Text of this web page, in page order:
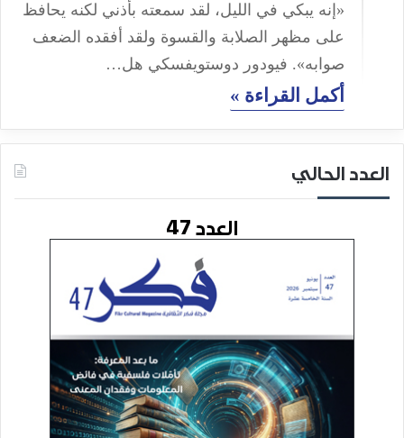
«إنه يبكي في الليل، لقد سمعته بأذني لكنه يحافظ
على مظهر الصلابة والقسوة ولقد أفقده الضعف
صوابه». فيودور دوستويفسكي هل…
أكمل القراءة »
العدد الحالي
العدد 47